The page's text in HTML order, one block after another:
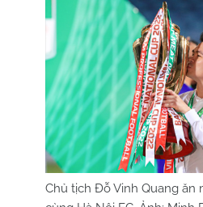
Chủ tịch Đỗ Vinh Quang ăn